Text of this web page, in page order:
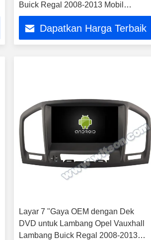
Buick Regal 2008-2013 Mobil
Multimedia Stereo GPS
Dapatkan Harga Terbaik
Layar 7 "Gaya OEM dengan Dek
DVD untuk Lambang Opel Vauxhall
Lambang Buick Regal 2008-2013